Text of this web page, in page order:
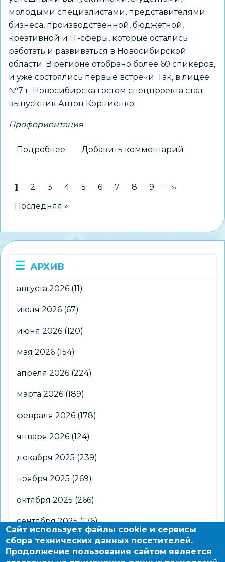
молодыми специалистами, представителями
бизнеса, производственной, бюджетной,
креативной и IT-сферы, которые остались
работать и развиваться в Новосибирской
области. В регионе отобрано более 60 спикеров,
и уже состоялись первые встречи. Так, в лицее
№7 г. Новосибирска гостем спецпроекта стал
выпускник Антон Корниенко.
Профориентация
Подробнее
поделятся
школьниками
Добавить комментарий
Нумерация
Текущая страница
1 Страница
2 Страница
3 Страница
4 Страница
5 Страница
6 Страница
7 Страница
8 Страница
9 … Следующая
››
Последняя страница
Последняя »
АРХИВ
августа 2026 (11)
июля 2026 (67)
июня 2026 (120)
мая 2026 (154)
апреля 2026 (224)
марта 2026 (189)
февраля 2026 (178)
января 2026 (124)
декабря 2025 (239)
ноября 2025 (269)
октября 2025 (266)
сентября 2025(176)
августа 2025(2)
Сайт использует файлы cookie и сервисы
сбора технических данных посетителей.
Продолжение пользования сайтом является